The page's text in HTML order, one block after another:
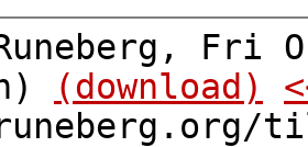
Fri
(download)